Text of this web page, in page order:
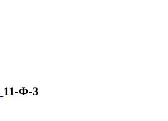
11-Ф-3